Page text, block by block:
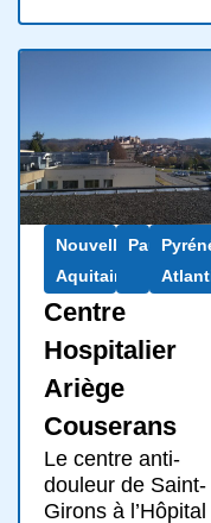
Nouvelle-
Aquitaine
Pau
Centre
Hospitalier
Ariège
Couserans
Le centre anti-
douleur de Saint-
Girons à l’Hôpital